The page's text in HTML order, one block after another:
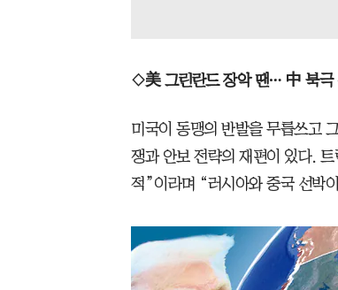
◇美 그린란드 장악 땐… 中 북극
미국이 동맹의 반발을 무릅쓰고
쟁과 안보 전략의 재편이 있다.
적”이라며 “러시아와 중국 선박